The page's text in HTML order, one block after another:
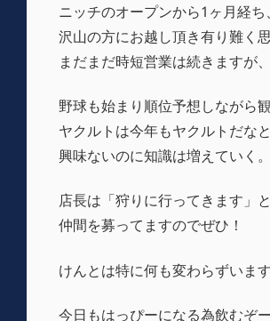
ニッチのオープンから1ヶ月経ち、
沢山の方にお越し頂き有り難く
まだまだ時短営業は続きますが
野球も始まり順位予想しながら観
ヤクルトは今年もヤクルトだな
興味ないのに知識は増えていく。
店長は「狩りに行ってきます」
仲間を募ってますのでぜひ！
けんとは特に何も変わらずいま
今日もはっぴーになる為飲むぞ